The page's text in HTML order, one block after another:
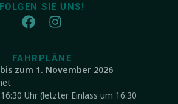
FOLGEN SIE UNS!
FAHRPLÄNE
zum 1. November 2026
Uhr (letzter Einlass um 16:30